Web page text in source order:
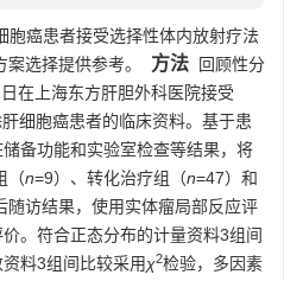
胞癌患者接受选择性体内放射疗法
选择提供参考。
方法 回顾性分
在上海东方肝胆外科医院接受
细胞癌患者的临床资料。基于患
备功能和实验室检查等结果，将
（n=9）、转化治疗组（n=47）和
随访结果，使用实体瘤局部反应评
。符合正态分布的计量资料3组间
料3组间比较采用χ2检验，多因素